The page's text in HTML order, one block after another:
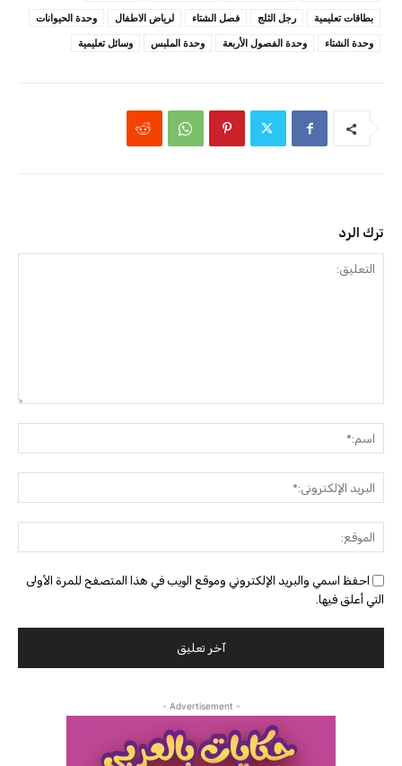
بطاقات تعليمية
رجل الثلج فصل الشتاء لرياض الاطفال
وحدة الحيوانات
وحدة الشتاء
وحدة الفصول الأربعة وحدة الملبس وسائل تعليمية
ترك الرد
احفظ اسمي والبريد الإلكتروني وموقع الويب في هذا المتصفح للمرة الأولى
التي أعلق فيها.
- Advertisement -